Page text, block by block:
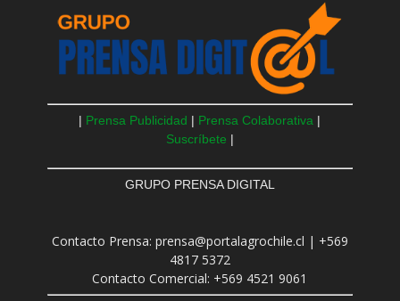
| Prensa Publicidad | Prensa Colaborativa |
Suscríbete |
GRUPO PRENSA DIGITAL
Contacto Prensa: prensa@portalagrochile.cl | +569
4817 5372
Contacto Comercial: +569 4521 9061